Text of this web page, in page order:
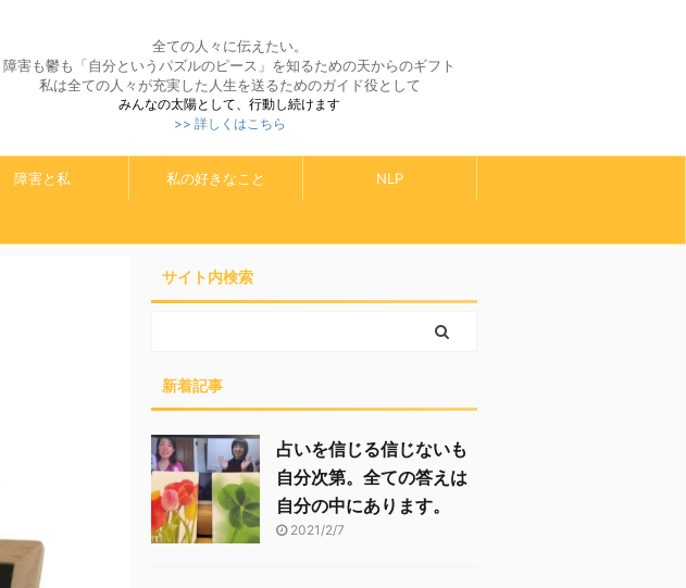
全ての人々に伝えたい。
障害も鬱も「自分というパズルのピース」を知るための天からのギフト
私は全ての人々が充実した人生を送るためのガイド役として
みんなの太陽として、行動し続けます
>> 詳しくはこちら
障害と私 私の好きなこと NLP
サイト内検索
新着記事
占いを信じる信じないも
自分次第。全ての答えは
自分の中にあります。
2021/2/7